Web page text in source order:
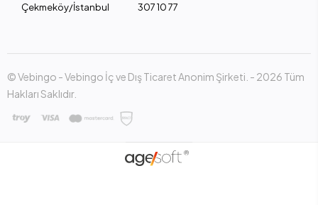
Çekmeköy/İstanbul
307 10 77
© Vebingo - Vebingo İç ve Dış Ticaret Anonim Şirketi. - 2026 Tüm
Hakları Saklıdır.